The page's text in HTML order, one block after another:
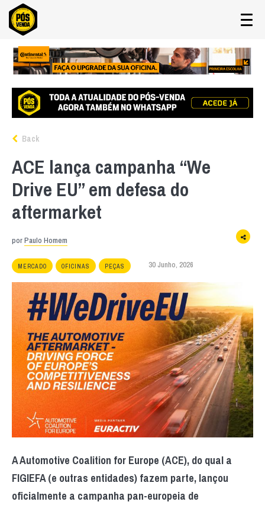
Back
ACE lança campanha “We
Drive EU” em defesa do
aftermarket
porPaulo Homem
MERCADO OFICINAS PEÇAS 30 Junho, 2026
A Automotive Coalition for Europe (ACE), do qual a
FIGIEFA (e outras entidades) fazem parte, lançou
oficialmente a campanha pan-europeia de